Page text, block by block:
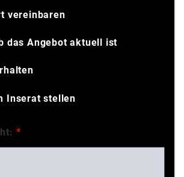
vereinbaren
das Angebot aktuell ist
Inserat stellen
*